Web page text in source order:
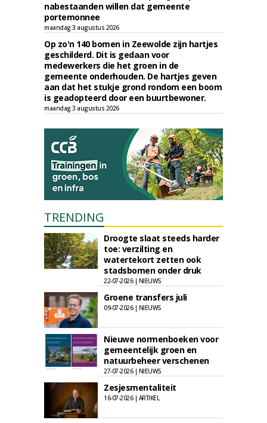
nabestaanden willen dat gemeente
portemonnee
maandag 3 augustus 2026
Op zo'n 140 bomen in Zeewolde zijn hartjes
geschilderd. Dit is gedaan voor
medewerkers die het groen in de
gemeente onderhouden. De hartjes geven
aan dat het stukje grond rondom een boom
is geadopteerd door een buurtbewoner.
maandag 3 augustus 2026
TRENDING
Droogte slaat steeds harder
toe: verzilting en
watertekort zetten ook
stadsbomen onder druk
22-07-2026 | NIEUWS
Groene transfers juli
09-07-2026 | NIEUWS
Nieuwe normenboeken voor
gemeentelijk groen en
natuurbeheer verschenen
27-07-2026 | NIEUWS
Zesjesmentaliteit
16-07-2026 | ARTIKEL